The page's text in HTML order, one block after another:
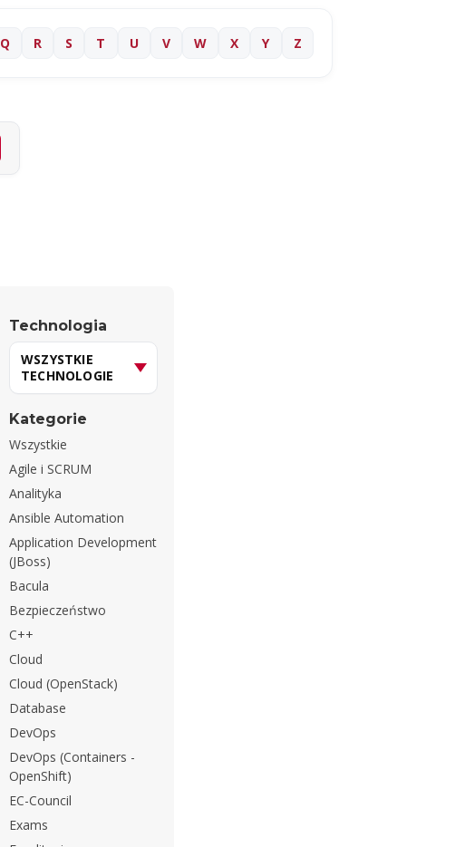
Q R S T U V W X Y Z
Technologia
Kategorie
Wszystkie
Agile i SCRUM
Analityka
Ansible Automation
Application Development
(JBoss)
Bacula
Bezpieczeństwo
C++
Cloud
Cloud (OpenStack)
Database
DevOps
DevOps (Containers -
OpenShift)
EC-Council
Exams